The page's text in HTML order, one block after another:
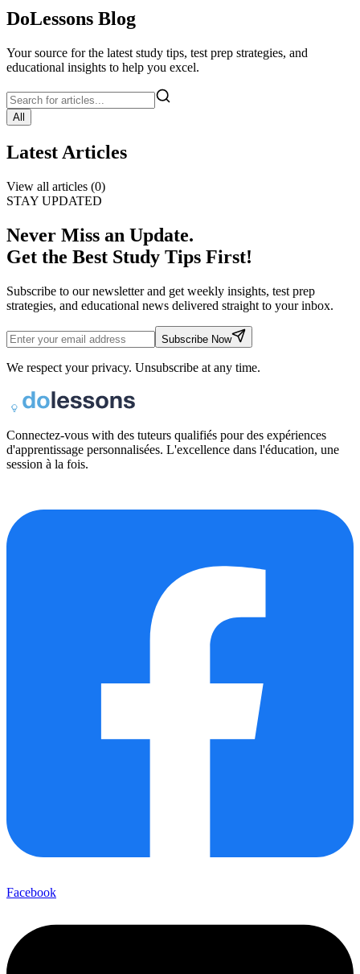
DoLessons Blog
Your source for the latest study tips, test prep strategies, and
educational insights to help you excel.
All
Latest Articles
View all articles (0)
STAY UPDATED
Never Miss an Update.
Get the Best Study Tips First!
Subscribe to our newsletter and get weekly insights, test prep
strategies, and educational news delivered straight to your inbox.
Subscribe Now
We respect your privacy. Unsubscribe at any time.
Connectez-vous with des tuteurs qualifiés pour des expériences
d'apprentissage personnalisées. L'excellence dans l'éducation, une
session à la fois.
Facebook